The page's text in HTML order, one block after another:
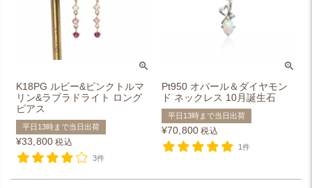
K18PG ルビー&ピンクトルマ
リン&ラブラドライト ロング
ピアス
平日13時まで当日出荷
¥33,800 税込
3件
Pt950 オパール＆ダイヤモン
ド ネックレス 10月誕生石
平日13時まで当日出荷
¥70,800 税込
1件